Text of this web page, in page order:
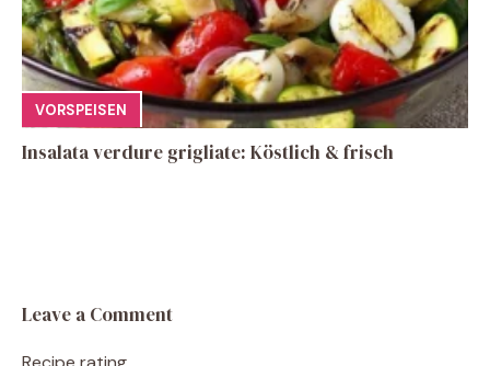
VORSPEISEN
Insalata verdure grigliate: Köstlich & frisch
Leave a Comment